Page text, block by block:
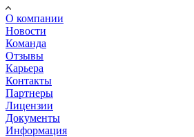
О компании
Новости
Команда
Отзывы
Карьера
Контакты
Партнеры
Лицензии
Документы
Информация